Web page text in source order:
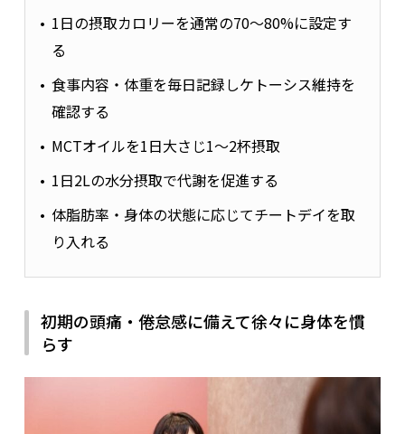
1日の摂取カロリーを通常の70〜80%に設定す
る
食事内容・体重を毎日記録しケトーシス維持を
確認する
MCTオイルを1日大さじ1〜2杯摂取
1日2Lの水分摂取で代謝を促進する
体脂肪率・身体の状態に応じてチートデイを取
り入れる
初期の頭痛・倦怠感に備えて徐々に身体を慣
らす